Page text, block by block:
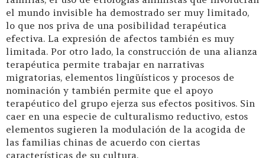
el mundo invisible ha demostrado ser muy limitado,
lo que nos priva de una posibilidad terapéutica
efectiva. La expresión de afectos también es muy
limitada. Por otro lado, la construcción de una alianza
terapéutica permite trabajar en narrativas
migratorias, elementos lingüísticos y procesos de
nominación y también permite que el apoyo
terapéutico del grupo ejerza sus efectos positivos. Sin
caer en una especie de culturalismo reductivo, estos
elementos sugieren la modulación de la acogida de
las familias chinas de acuerdo con ciertas
características de su cultura.